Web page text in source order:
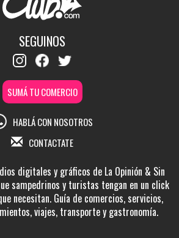
SEGUINOS
SUMÁ TU COMERCIO
HABLÁ CON NOSOTROS
CONTACTATE
digitales y gráficos de La Opinión & Sin
sampedrinos y turistas tengan en un click
necesitan. Guía de comercios, servicios,
viajes, transporte y gastronomía.